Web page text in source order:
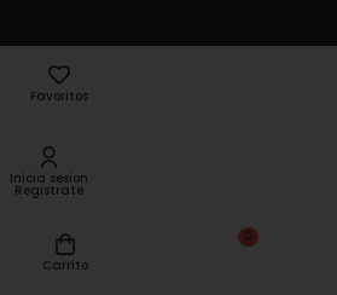
Favoritos
Inicia sesion
Registrate
0
Carrito